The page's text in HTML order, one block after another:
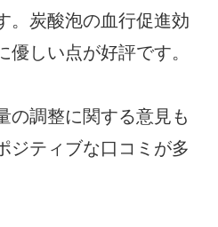
。炭酸泡の血行促進効
しい点が好評です。
の調整に関する意見も
ジティブな口コミが多